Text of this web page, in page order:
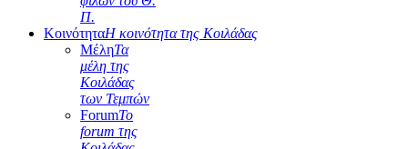
Π.
ΚοινότηταΗ κοινότητα της Κοιλάδας
ΜέληΤα
μέλη της
Κοιλάδας
των Τεμπών
ForumΤο
forum της